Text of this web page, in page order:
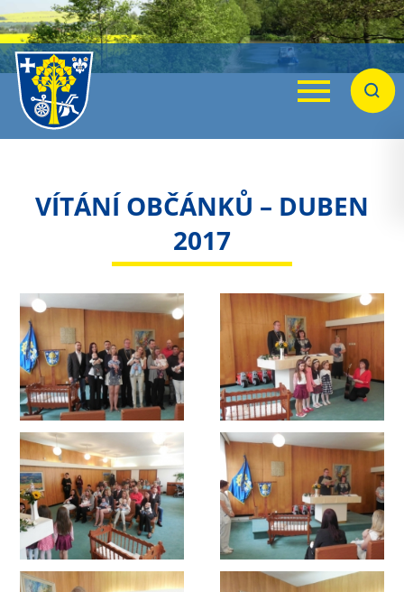
Menu
VÍTÁNÍ OBČÁNKŮ – DUBEN
2017